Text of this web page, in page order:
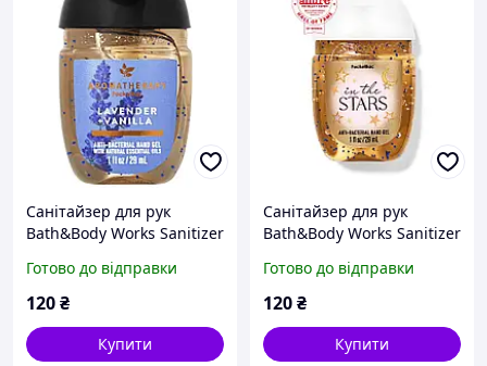
Санітайзер для рук
Bath&Body Works Sanitizer
Готово до відправки
120₴
Купити
Санітайзер для рук
Bath&Body Works Sanitizer
Готово до відправки
120₴
Купити